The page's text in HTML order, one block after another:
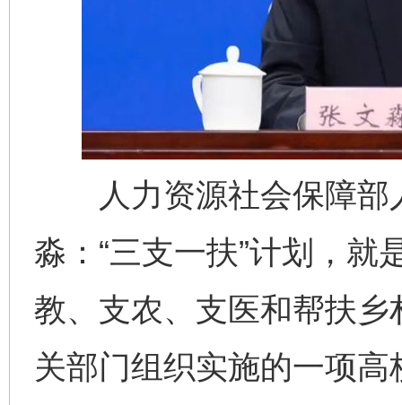
人力资源社会保障部
淼：“三支一扶”计划，
教、支农、支医和帮扶
关部门组织实施的一项